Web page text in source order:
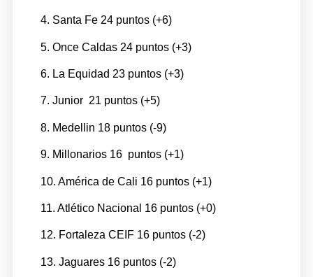
4. Santa Fe 24 puntos (+6)
5. Once Caldas 24 puntos (+3)
6. La Equidad 23 puntos (+3)
7. Junior 21 puntos (+5)
8. Medellin 18 puntos (-9)
9. Millonarios 16 puntos (+1)
10. América de Cali 16 puntos (+1)
11. Atlético Nacional 16 puntos (+0)
12. Fortaleza CEIF 16 puntos (-2)
13. Jaguares 16 puntos (-2)